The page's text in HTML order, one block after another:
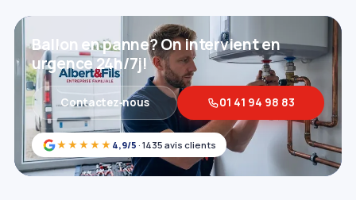
★★★★★ 4,9/5 · 1435 avis clients
Ballon en panne? On intervient en
urgence 24h/7j!
Contactez‑nous 01 41 94 98 83